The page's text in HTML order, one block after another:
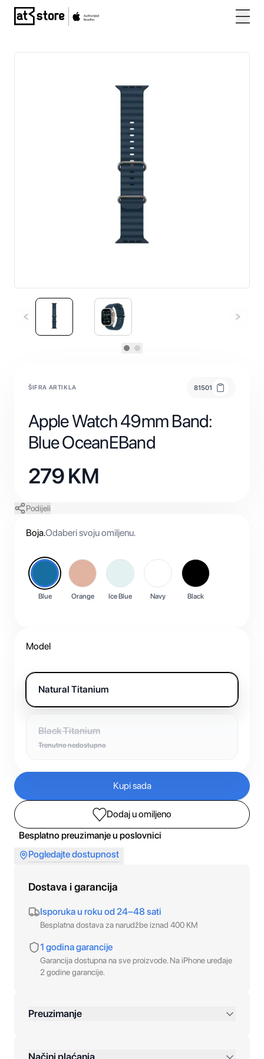
Posjetite početnu stranicu AT Store
ŠIFRA ARTIKLA 81501
Apple Watch 49mm Band:
Blue OceanEBand
279KM
Podijeli
Boja.Odaberi svoju omiljenu.
Blue Orange Ice Blue Navy Black
Model
Natural Titanium
Black Titanium
Trenutno nedostupno
Kupi sada
Dodaj u omiljeno
Besplatno preuzimanje u poslovnici
Pogledajte dostupnost
Dostava i garancija
Isporuka u roku od 24–48 sati
Besplatna dostava za narudžbe iznad 400 KM
1 godina garancije
Garancija dostupna na sve proizvode. Na iPhone uređaje
2 godine garancije.
Preuzimanje
Načini plaćanja